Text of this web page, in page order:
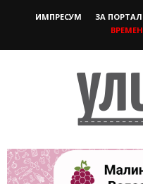
ИМПРЕСУМ ЗА